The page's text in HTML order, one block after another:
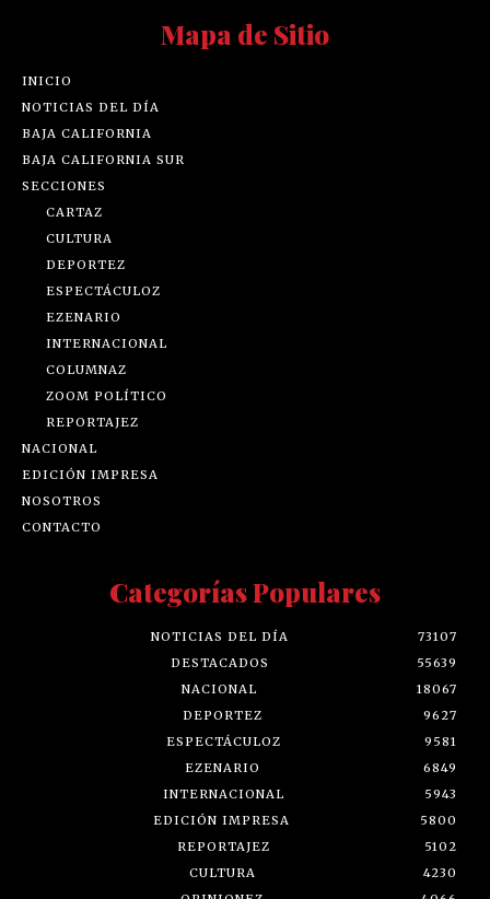
Mapa de Sitio
INICIO
NOTICIAS DEL DÍA
BAJA CALIFORNIA
BAJA CALIFORNIA SUR
SECCIONES
CARTAZ
CULTURA
DEPORTEZ
ESPECTÁCULOZ
EZENARIO
INTERNACIONAL
COLUMNAZ
ZOOM POLÍTICO
REPORTAJEZ
NACIONAL
EDICIÓN IMPRESA
NOSOTROS
CONTACTO
Categorías Populares
NOTICIAS DEL DÍA
73107
DESTACADOS
55639
NACIONAL
18067
DEPORTEZ
9627
ESPECTÁCULOZ
9581
EZENARIO
6849
INTERNACIONAL
5943
EDICIÓN IMPRESA
5800
REPORTAJEZ
5102
CULTURA
4230